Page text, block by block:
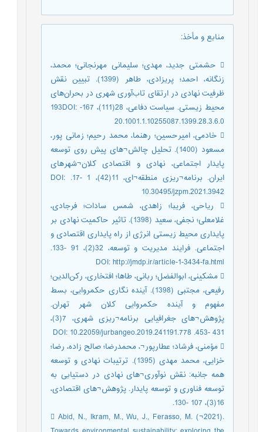
منابع و مأخذ:
 حشمتی جدید، مهدی؛ سلیمانی مهرنجانی؛ محمد،
زنگانه، احمد؛ پریزادی، طاهر (1399). تبیین نقش
ظرفیت نهادی در ارتقای تاب‌آوری شهری در بحران‌های
محیط زیستی. سیاست دفاعی، 28(111)، 167- 193DOI:
20.1001.1.10255087.1399.28.3.6.0
 خادمی، امیرحسین؛ رهنما، محمد رحیم؛ زمانی پور،
مسعود (1400). تحلیل چالش¬های پیش روی توسعه
پایدار اجتماعی، نهادی و اقتصادی کلان¬شهرهای
ایران. برنامه¬ریزی منطقه¬ای، 11(42)، 1 -17. DOI:
10.30495/jzpm.2021.3942
 ریاحی، فریبا؛ زاهدی، شمس سادات؛ فرجادی،
غلامعلی؛ نجفی، سعید (1398). تاثیر حاکمیت نهادی بر
پایداری محیط زیستی انرژی از راه پایداری اقتصادی و
اجتماعی. فرایند مدیریت و توسعه، 32(2)، 91 -133.
DOI: http://jmdp.ir/article-1-3434-fa.html
 مشکینی، ابوالفضل؛ ربانی، طاها؛ افتخاری، رکن‌الدین؛
رفیعی، مجتبی (1398). آینده نگاری حکمروایی، بسط
مفهوم و آینده حکمروایی کلان شهر تهران.
پژوهش¬های جغرافیایی برنامه¬ریزی شهری، 7(3)،
431 -453. DOI: 10.22059/jurbangeo.2019.241191.778
 مؤمنی، فرشاد؛ عطارپور¬، محمدرضا؛ صالح زاده، رضا؛
خزایی، محمد مهدی (1395). ترتیبات نهادی و توسعه
همه جانبه: نقش نوآوری¬های نهادی در دستیابی به
توسعه فناوری و توسعه پایدار. پژوهش¬های اقتصادی،
16(3)، 107 -130.
 Abid, N., Ikram, M., Wu, J., Ferasso, M. (¬2021).